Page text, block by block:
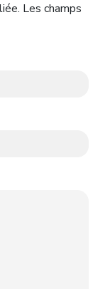
Les champs